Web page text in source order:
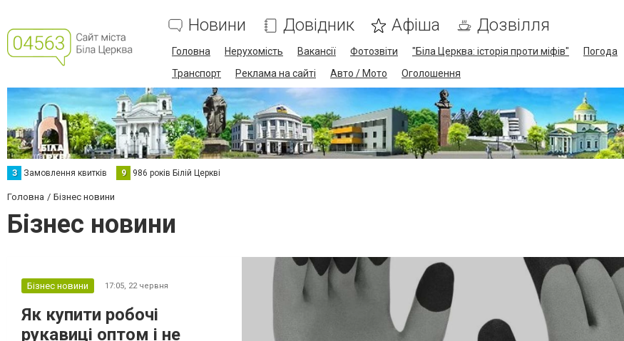
Новини Довідник Афіша Дозвілля
Головна Нерухомість Вакансії Фотозвіти "Біла Церква: історія проти міфів" Погода
Транспорт
Реклама на сайті Авто / Мото Оголошення
З Замовлення квитків 9 986 років Білій Церкві
Головна Бізнес новини
Бізнес новини
Бізнес новини 17:05, 22 червня
Як купити робочі
рукавиці оптом і не